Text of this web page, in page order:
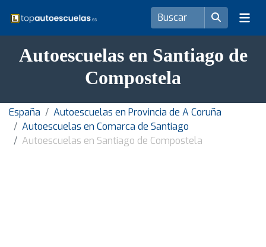
Autoescuelas en Santiago de
Compostela
España
Autoescuelas en Provincia de A Coruña
Autoescuelas en Comarca de Santiago
Autoescuelas en Santiago de Compostela